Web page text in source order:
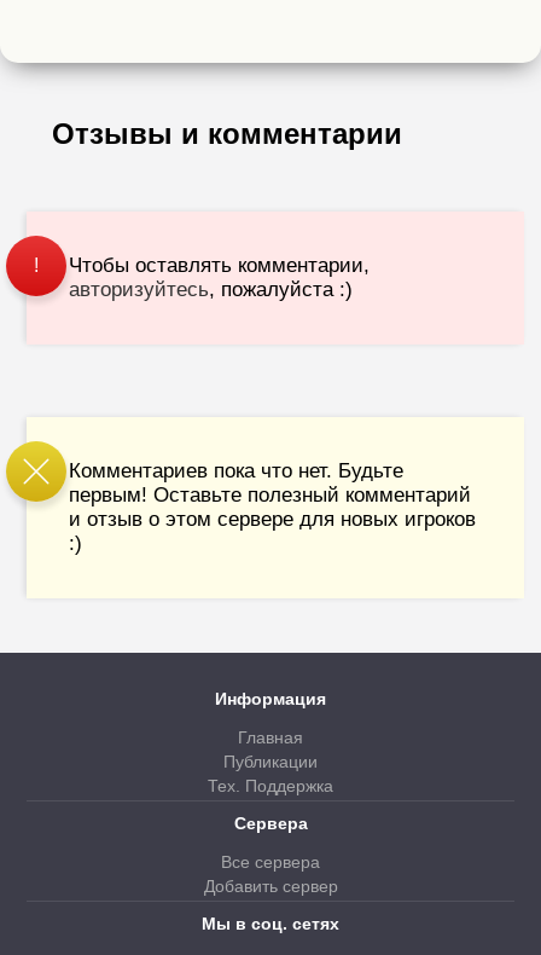
Отзывы и комментарии
!
Чтобы оставлять комментарии,
авторизуйтесь, пожалуйста :)
Комментариев пока что нет. Будьте
первым! Оставьте полезный комментарий
и отзыв о этом сервере для новых игроков
:)
Информация
Главная
Публикации
Тех. Поддержка
Сервера
Все сервера
Добавить сервер
Мы в соц. сетях